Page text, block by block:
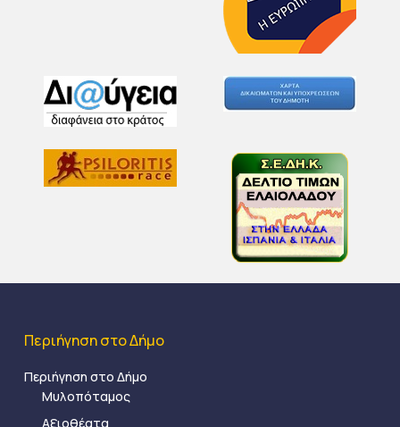
Περιήγηση στο Δήμο
Περιήγηση στο Δήμο
Μυλοπόταμος
Αξιοθέατα